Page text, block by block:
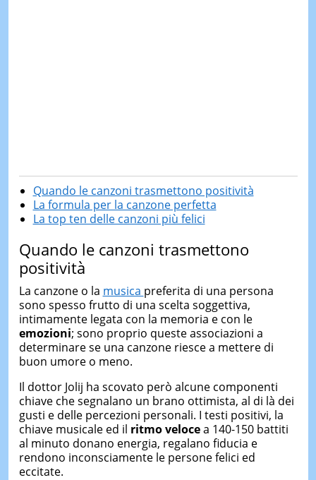
Quando le canzoni trasmettono positività
La formula per la canzone perfetta
La top ten delle canzoni più felici
Quando le canzoni trasmettono
positività
La canzone o la musica preferita di una persona
sono spesso frutto di una scelta soggettiva,
intimamente legata con la memoria e con le
emozioni; sono proprio queste associazioni a
determinare se una canzone riesce a mettere di
buon umore o meno.
Il dottor Jolij ha scovato però alcune componenti
chiave che segnalano un brano ottimista, al di là dei
gusti e delle percezioni personali. I testi positivi, la
chiave musicale ed il ritmo velocea 140-150 battiti
al minuto donano energia, regalano fiducia e
rendono inconsciamente le persone felici ed
eccitate.